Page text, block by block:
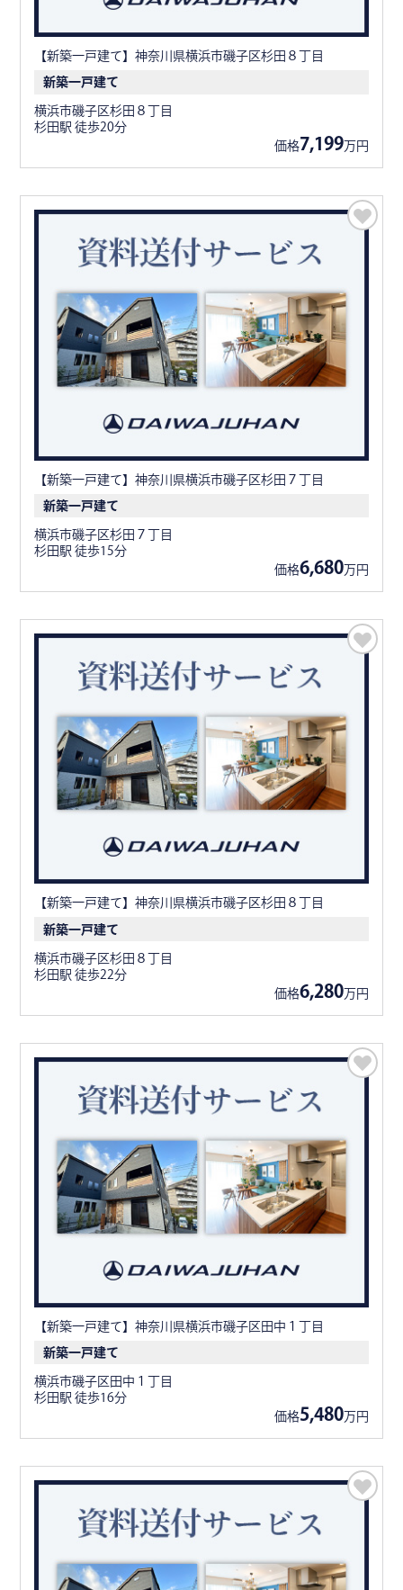
【新築一戸建て】神奈川県横浜市磯子区杉田８丁目
新築一戸建て
横浜市磯子区杉田８丁目
杉田駅 徒歩20分
価格7,199万円
【新築一戸建て】神奈川県横浜市磯子区杉田７丁目
新築一戸建て
横浜市磯子区杉田７丁目
杉田駅 徒歩15分
価格6,680万円
【新築一戸建て】神奈川県横浜市磯子区杉田８丁目
新築一戸建て
横浜市磯子区杉田８丁目
杉田駅 徒歩22分
価格6,280万円
【新築一戸建て】神奈川県横浜市磯子区田中１丁目
新築一戸建て
横浜市磯子区田中１丁目
杉田駅 徒歩16分
価格5,480万円